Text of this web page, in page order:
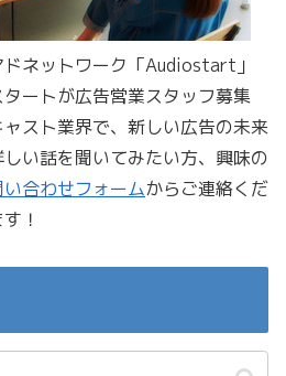
ネットワーク「Audiostart」
ートが広告営業スタッフ募集
スト業界で、新しい広告の未来
い話を聞いてみたい方、興味の
い合わせフォームからご連絡くだ
！